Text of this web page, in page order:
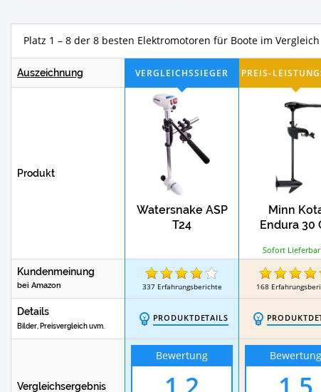
Prallschutzwesten DamenTest
Automatik Rettungswesten
Hydrofoils
Platz 1 – 8 der 8 besten Elektromotoren für Boote im Vergleich
Auszeichnung
Produkt
Watersnake ASP
T24
Minn
Endura 30
Sofort Lieferbar
Kundenmeinung
bei Amazon 337 Erfahrungsberichte 168
Details
Bilder, Preisvergleich uvm.
PRODUKTDETAILS
Vergleichsergebnis
Bewertung Bewertung